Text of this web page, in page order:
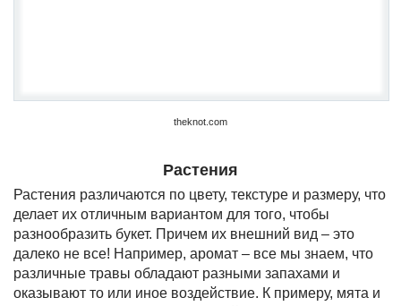
theknot.com
Растения
Растения различаются по цвету, текстуре и размеру, что
делает их отличным вариантом для того, чтобы
разнообразить букет. Причем их внешний вид – это
далеко не все! Например, аромат – все мы знаем, что
различные травы обладают разными запахами и
оказывают то или иное воздействие. К примеру, мята и